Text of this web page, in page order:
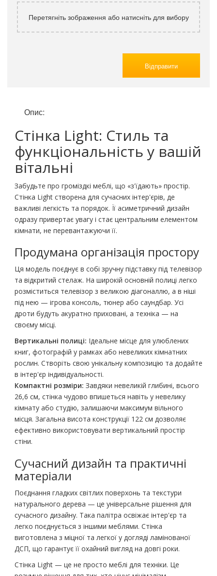
Перетягніть зображення або натисніть для вибору
Відправити
Опис:
Стінка Light: Стиль та
функціональність у вашій
вітальні
Забудьте про громіздкі меблі, що «з'їдають» простір.
Стінка Light створена для сучасних інтер'єрів, де
важливі легкість та порядок. Її асиметричний дизайн
одразу привертає увагу і стає центральним елементом
кімнати, не перевантажуючи її.
Продумана організація простору
Ця модель поєднує в собі зручну підставку під телевізор
та відкритий стелаж. На широкій основній полиці легко
розміститься телевізор з великою діагоналлю, а в ніші
під нею — ігрова консоль, тюнер або саундбар. Усі
дроти будуть акуратно приховані, а техніка — на
своєму місці.
Вертикальні полиці: Ідеальне місце для улюблених
книг, фотографій у рамках або невеликих кімнатних
рослин. Створіть свою унікальну композицію та додайте
в інтер'єр індивідуальності.
Компактні розміри: Завдяки невеликій глибині, всього
26,6 см, стінка чудово впишеться навіть у невелику
кімнату або студію, залишаючи максимум вільного
місця. Загальна висота конструкції 122 см дозволяє
ефективно використовувати вертикальний простір
стіни.
Сучасний дизайн та практичні
матеріали
Поєднання гладких світлих поверхонь та текстури
натурального дерева — це універсальне рішення для
сучасного дизайну. Така палітра освіжає інтер'єр та
легко поєднується з іншими меблями. Стінка
виготовлена з міцної та легкої у догляді ламінованої
ДСП, що гарантує її охайний вигляд на довгі роки.
Стінка Light — це не просто меблі для техніки. Це